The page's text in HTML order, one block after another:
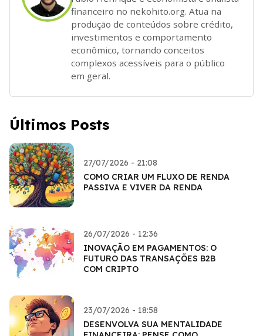
financeiro no nekohito.org. Atua na
produção de conteúdos sobre crédito,
investimentos e comportamento
econômico, tornando conceitos
complexos acessíveis para o público
em geral.
Últimos Posts
27/07/2026 - 21:08
COMO CRIAR UM FLUXO DE RENDA
PASSIVA E VIVER DA RENDA
26/07/2026 - 12:36
INOVAÇÃO EM PAGAMENTOS: O
FUTURO DAS TRANSAÇÕES B2B
COM CRIPTO
23/07/2026 - 18:58
DESENVOLVA SUA MENTALIDADE